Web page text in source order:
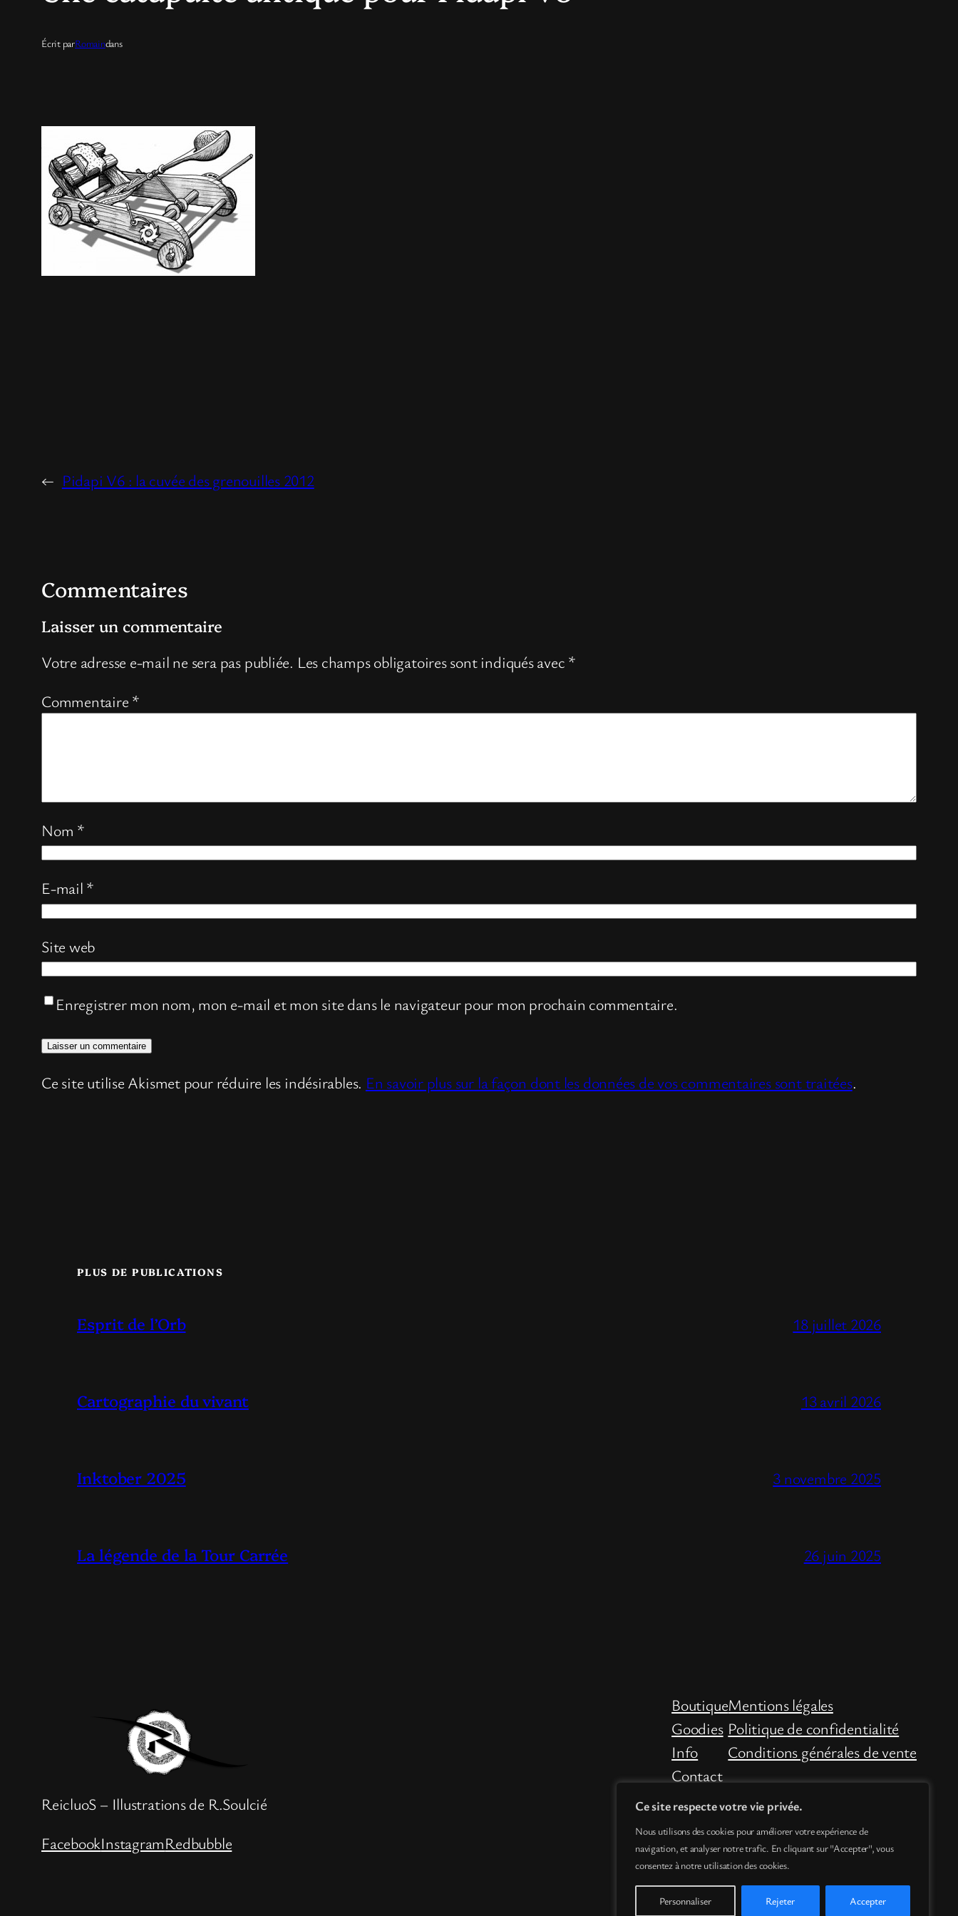
Ce site respecte votre vie privée.
Nous utilisons des cookies pour améliorer votre expérience de
navigation, et analyser notre trafic. En cliquant sur "Accepter", vous
consentez à notre utilisation des cookies.
Personnaliser Rejeter Accepter
Écrit parRomaindans
← Pidapi V6 : la cuvée des grenouilles 2012
Commentaires
Laisser un commentaire
Votre adresse e-mail ne sera pas publiée. Les champs obligatoires sont indiqués avec *
Commentaire *
Nom *
E-mail *
Site web
Enregistrer mon nom, mon e-mail et mon site dans le navigateur pour mon prochain commentaire.
Ce site utilise Akismet pour réduire les indésirables. En savoir plus sur la façon dont les données de vos commentaires sont traitées.
PLUS DE PUBLICATIONS
Esprit de l’Orb 18 juillet 2026
Cartographie du vivant 13 avril 2026
Inktober 2025 3 novembre 2025
La légende de la Tour Carrée 26 juin 2025
ReicluoS – Illustrations de R.Soulcié
FacebookInstagramRedbubble
Boutique
Goodies
Info
Contact
Mentions légales
Politique de confidentialité
Conditions générales de vente